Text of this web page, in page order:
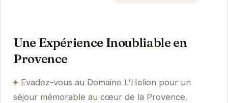
Une Expérience Inoubliable en
Provence
Evadez-vous au Domaine L'Helion pour un
séjour mémorable au cœur de la Provence.